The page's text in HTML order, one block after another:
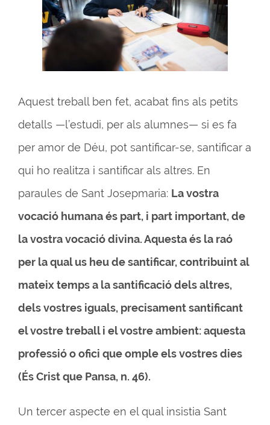
Aquest treball ben fet, acabat fins als petits
detalls —l’estudi, per als alumnes— si es fa
per amor de Déu, pot santificar-se, santificar a
qui ho realitza i santificar als altres. En
paraules de Sant Josepmaria: La vostra
vocació humana és part, i part important, de
la vostra vocació divina. Aquesta és la raó
per la qual us heu de santificar, contribuint al
mateix temps a la santificació dels altres,
dels vostres iguals, precisament santificant
el vostre treball i el vostre ambient: aquesta
professió o ofici que omple els vostres dies
(És Crist que Pansa, n. 46).
Un tercer aspecte en el qual insistia Sant